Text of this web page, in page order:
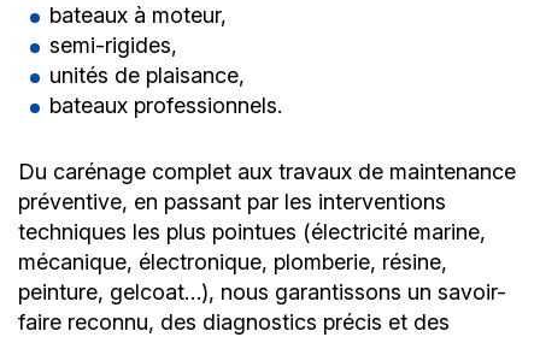
bateaux à moteur,
semi-rigides,
unités de plaisance,
bateaux professionnels.
Du carénage complet aux travaux de maintenance
préventive, en passant par les interventions
techniques les plus pointues (électricité marine,
mécanique, électronique, plomberie, résine,
peinture, gelcoat…), nous garantissons un savoir-
faire reconnu, des diagnostics précis et des